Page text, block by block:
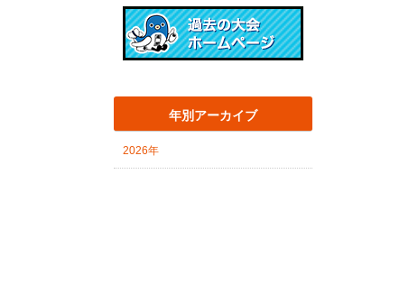
年別アーカイブ
2026年